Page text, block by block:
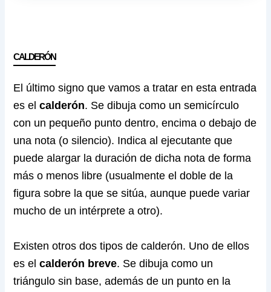
CALDERÓN
El último signo que vamos a tratar en esta entrada
es elcalderón. Se dibuja como un semicírculo
con un pequeño punto dentro, encima o debajo de
una nota (o silencio). Indica al ejecutante que
puede alargar la duración de dicha nota de forma
más o menos libre (usualmente el doble de la
figura sobre la que se sitúa, aunque puede variar
mucho de un intérprete a otro).
Existen otros dos tipos de calderón. Uno de ellos
es elcalderón breve. Se dibuja como un
triángulo sin base, además de un punto en la